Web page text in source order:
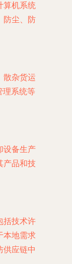
算机系统
防尘、防
散杂货运
理系统等
设备生产
产品和技
括技术许
本地需求
供应链中